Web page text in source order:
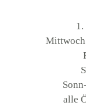
Mittwoch
alle